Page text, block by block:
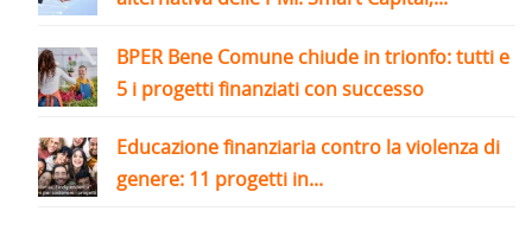
BPER Bene Comune chiude in trionfo: tutti e
5 i progetti finanziati con successo
Educazione finanziaria contro la violenza di
genere: 11 progetti in...